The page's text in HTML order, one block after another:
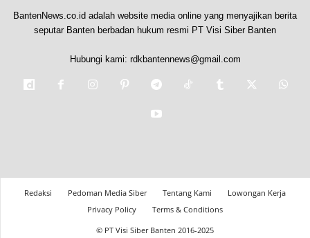
BantenNews.co.id adalah website media online yang menyajikan berita
seputar Banten berbadan hukum resmi PT Visi Siber Banten
Hubungi kami: rdkbantennews@gmail.com
Redaksi Pedoman Media Siber Tentang Kami
Lowongan Kerja
Privacy Policy
Terms & Conditions
© PT Visi Siber Banten 2016-2025